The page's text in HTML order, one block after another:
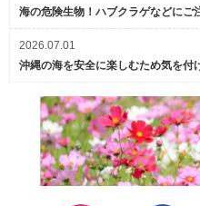
海の危険生物！ハブクラゲなどにご
2026.07.01
沖縄の海を安全に楽しむため気を付